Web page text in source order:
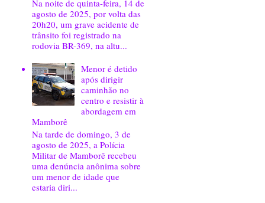
Na noite de quinta-feira, 14 de
agosto de 2025, por volta das
20h20, um grave acidente de
trânsito foi registrado na
rodovia BR-369, na altu...
Menor é detido
após dirigir
caminhão no
centro e resistir à
abordagem em
Mamborê
Na tarde de domingo, 3 de
agosto de 2025, a Polícia
Militar de Mamborê recebeu
uma denúncia anônima sobre
um menor de idade que
estaria diri...